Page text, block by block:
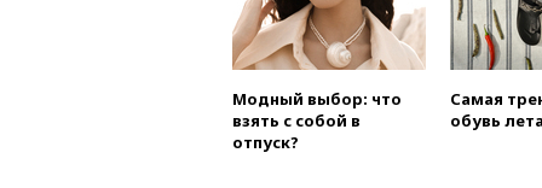
Модный выбор: что
взять с собой в
отпуск?
Самая
обувь